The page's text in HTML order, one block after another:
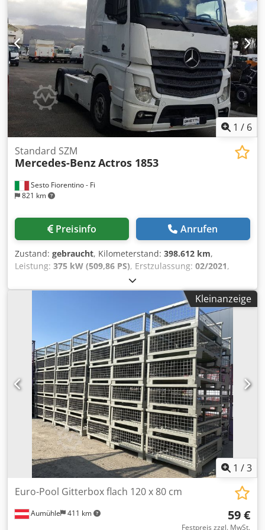
Aus, Nullspannungsauslöser und Phasenwender
Stufenlose Drehzahlregelung des Rührwerksmotors durch
kompakten, externen Frequenzumrichter, Fabrikat
Optidrive. Mit digitaler Anzeige der Frequenz oder
Drehzahl. Inkl. Potentiometer, Ein-/Ausschalter.
Vorprogrammiert für Rührwerksbetrieb. Betriebsspannung
3PH 400V Montiert auf dem Behälter an
Edelstahlaufnahme.
1 / 6
Sesto Fiorentino - Fi
821 km
Standard SZM
Mercedes-BenzActros 1853
Preisinfo Anrufen
Zustand: gebraucht, Kilometerstand: 398.612 km,
Leistung: 375 kW (509,86 PS), Erstzulassung: 02/2021,
, Gesamtgewicht:
Weiß, Getriebetyp:mechanisch, Farbe: Weiß, Zulässiges
Gesamtgewicht: 18.000 kg, INDUSTRIEFAHRZEUGE
Mercedes Actros 1853 Sattelzugmaschine FARBE: WEISS
BAUJAHR: 02/2021 KM-STAND: 398.612 ACHSSTAND: 3.600
MM ZGG: 18.000 KG HUBRAUM: 12.809 CM³ EURO 6
KRAFTSTOFF: DIESEL Dedpfx Abovw Elzjzokr
Kleinanzeige
1 /3
Aumühle 411 km
Euro-Pool Gitterbox flach 120 x 80 cm
59 €
Festpreis zzgl. MwSt.